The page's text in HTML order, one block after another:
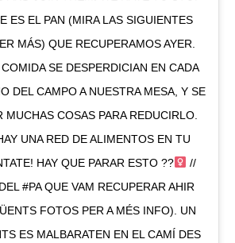
ES EL PAN (MIRA LAS SIGUIENTES
MÁS) QUE RECUPERAMOS AYER.
SE DESPERDICIAN EN CADA
DEL CAMPO A NUESTRA MESA, Y SE
MUCHAS COSAS PARA REDUCIRLO.
UNA RED DE ALIMENTOS EN TU
HAY QUE PARAR ESTO ??‍
//
#PA QUE VAM RECUPERAR AHIR
FOTOS PER A MÉS INFO). UN
ES MALBARATEN EN EL CAMÍ DES